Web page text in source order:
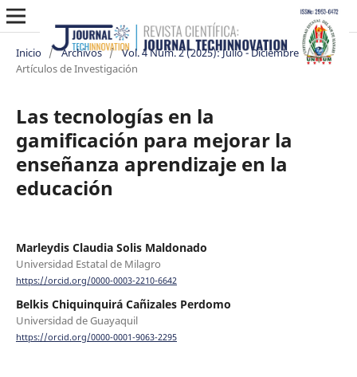
Inicio / Archivos / Vol. 4 Núm. 2 (2025): Julio - Diciembre /
Artículos de Investigación
Las tecnologías en la
gamificación para mejorar la
enseñanza aprendizaje en la
educación
Marleydis Claudia Solis Maldonado
Universidad Estatal de Milagro
https://orcid.org/0000-0003-2210-6642
Belkis Chiquinquirá Cañizales Perdomo
Universidad de Guayaquil
https://orcid.org/0000-0001-9063-2295